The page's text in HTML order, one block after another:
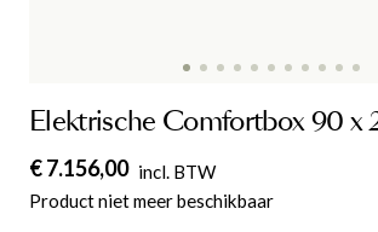
Elektrische Comfortbox 90 x
€ 7.156,00 incl. BTW
Product niet meer beschikbaar